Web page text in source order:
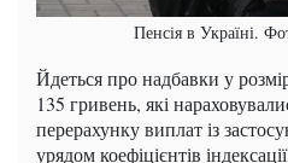
Пенсія в Україні.
Йдеться про надбавки у
135 гривень, які
перерахунку виплат із
урядом коефіцієнтів